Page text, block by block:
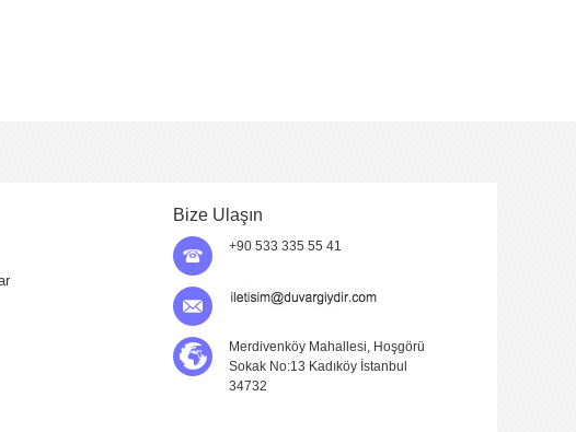
Bize Ulaşın
+90 533 335 55 41
Merdivenköy Mahallesi, Hoşgörü
Sokak No:13 Kadıköy İstanbul
34732